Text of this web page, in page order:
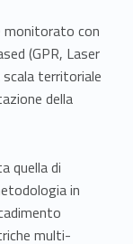
con
(GPR, Laser
scala territoriale
della
quella di
in
multi-